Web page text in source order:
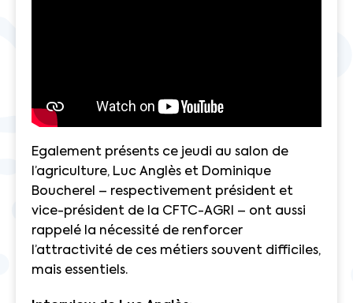
Egalement présents ce jeudi au salon de
l’agriculture, Luc Anglès et Dominique
Boucherel – respectivement président et
vice-président de la CFTC-AGRI – ont aussi
rappelé la nécessité de renforcer
l’attractivité de ces métiers souvent difficiles,
mais essentiels.